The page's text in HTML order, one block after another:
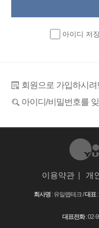
아이디 저
회원으로 가입하시려
아이디/비밀번호를
이용약관 개
회사명 : 유일랩테크 /대표:
대표전화: 02-